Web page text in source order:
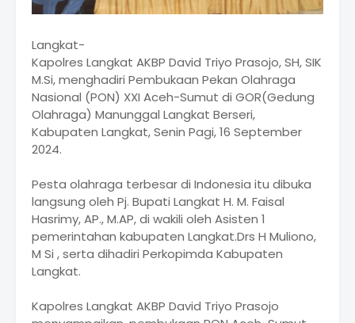
Langkat-
Kapolres Langkat AKBP David Triyo Prasojo, SH, SIK
M.Si, menghadiri Pembukaan Pekan Olahraga
Nasional (PON) XXI Aceh-Sumut di GOR(Gedung
Olahraga) Manunggal Langkat Berseri,
Kabupaten Langkat, Senin Pagi, 16 September
2024.
Pesta olahraga terbesar di Indonesia itu dibuka
langsung oleh Pj. Bupati Langkat H. M. Faisal
Hasrimy, AP., M.AP, di wakili oleh Asisten 1
pemerintahan kabupaten Langkat.Drs H Muliono,
M Si , serta dihadiri Perkopimda Kabupaten
Langkat.
Kapolres Langkat AKBP David Triyo Prasojo